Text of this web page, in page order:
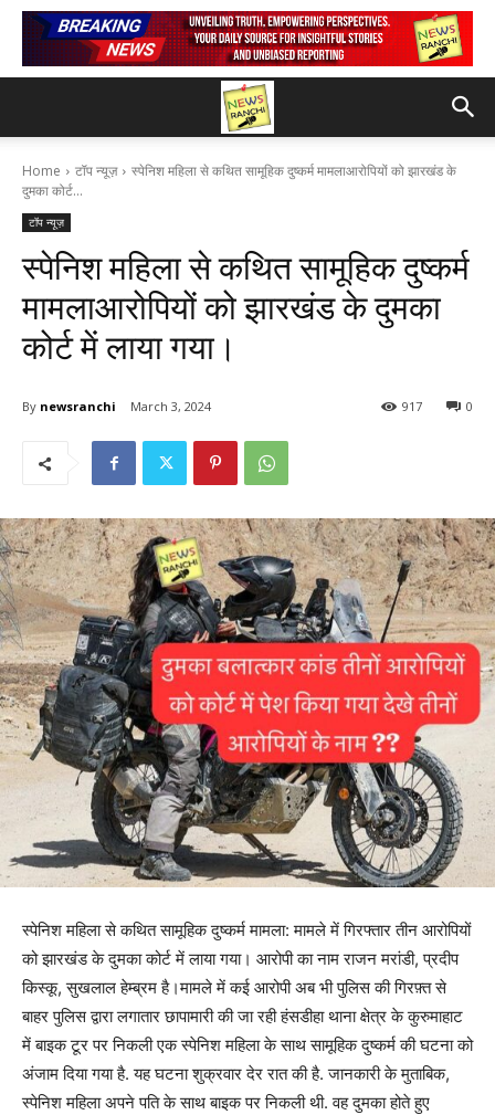
Home टॉप न्यूज़
स्पेनिश महिला से कथित सामूहिक दुष्कर्म मामलाआरोपियों को झारखंड के
दुमका कोर्ट...
टॉप न्यूज़
स्पेनिश महिला से कथित सामूहिक दुष्कर्म
मामलाआरोपियों को झारखंड के दुमका
कोर्ट में लाया गया।
By newsranchi March 3, 2024 0
917
स्पेनिश महिला से कथित सामूहिक दुष्कर्म मामला: मामले में गिरफ्तार तीन आरोपियों
को झारखंड के दुमका कोर्ट में लाया गया। आरोपी का नाम राजन मरांडी, प्रदीप
किस्कू, सुखलाल हेम्ब्रम है।मामले में कई आरोपी अब भी पुलिस की गिरफ़्त से
बाहर पुलिस द्वारा लगातार छापामारी की जा रही हंसडीहा थाना क्षेत्र के कुरुमाहाट
में बाइक टूर पर निकली एक स्पेनिश महिला के साथ सामूहिक दुष्कर्म की घटना को
अंजाम दिया गया है. यह घटना शुक्रवार देर रात की है. जानकारी के मुताबिक,
स्पेनिश महिला अपने पति के साथ बाइक पर निकली थी. वह दुमका होते हुए